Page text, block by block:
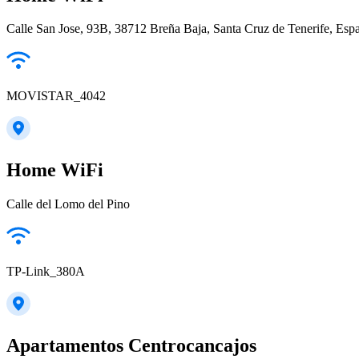
Calle San Jose, 93B, 38712 Breña Baja, Santa Cruz de Tenerife,
MOVISTAR_4042
Home WiFi
Calle del Lomo del Pino
TP-Link_380A
Apartamentos Centrocancajos